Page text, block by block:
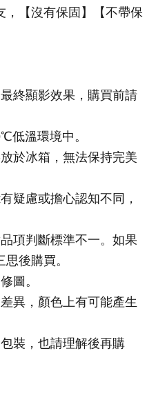
，【沒有保固】【不帶保
終顯影效果，購買前請
低溫環境中。
於冰箱，無法保持完美
疑慮或擔心認知不同，
項判斷標準不一。如果
後購買。
圖。
異，顏色上有可能產生
裝，也請理解後再購